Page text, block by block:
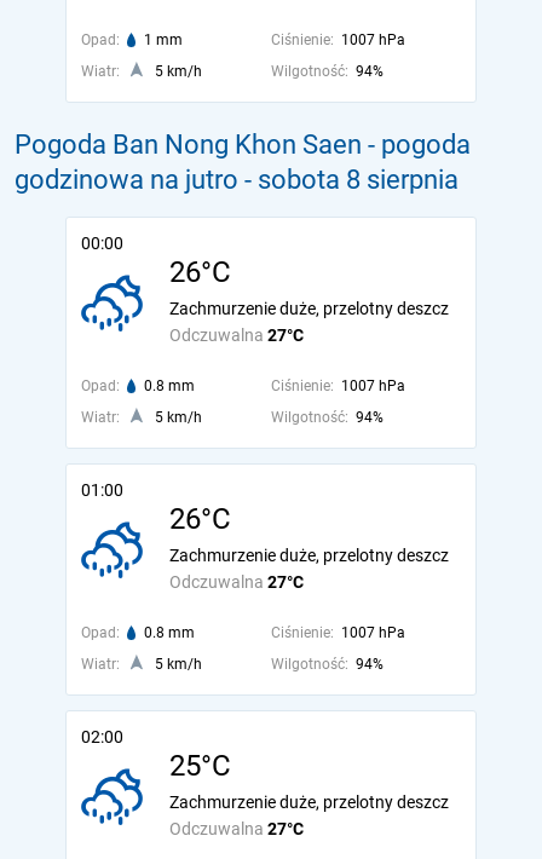
Opad: 1 mm Ciśnienie: 1007 hPa
Wiatr:
5 km/h Wilgotność: 94%
Pogoda Ban Nong Khon Saen - pogoda
godzinowa na jutro - sobota 8 sierpnia
00:00
26°C
Odczuwalna 27°C
Zachmurzenie duże, przelotny deszcz
Opad: 0.8 mm Ciśnienie: 1007 hPa
Wiatr:
5 km/h Wilgotność: 94%
01:00
26°C
Odczuwalna 27°C
Zachmurzenie duże, przelotny deszcz
Opad: 0.8 mm Ciśnienie: 1007 hPa
Wiatr:
5 km/h Wilgotność: 94%
02:00
25°C
Odczuwalna 27°C
Zachmurzenie duże, przelotny deszcz